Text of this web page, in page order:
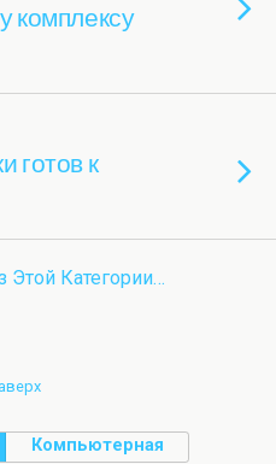
комплексу
готов к
Этой Категории…
Компьютерная